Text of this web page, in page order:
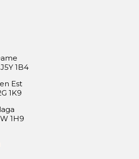
1B4
Est
1K9
1H9